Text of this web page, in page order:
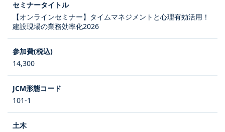
【オンラインセミナー】タイムマネジメントと心理有効活用！
建設現場の業務効率化2026
14,300
101-1